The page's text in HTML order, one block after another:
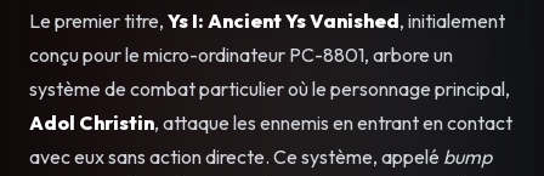
Le premier titre, Ys I: Ancient Ys Vanished, initialement
conçu pour le micro-ordinateur PC-8801, arbore un
système de combat particulier où le personnage principal,
Adol Christin, attaque les ennemis en entrant en contact
avec eux sans action directe. Ce système, appelé bump